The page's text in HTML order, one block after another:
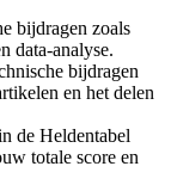
bijdragen zoals
data-analyse.
bijdragen
en het delen
de Heldentabel
totale score en